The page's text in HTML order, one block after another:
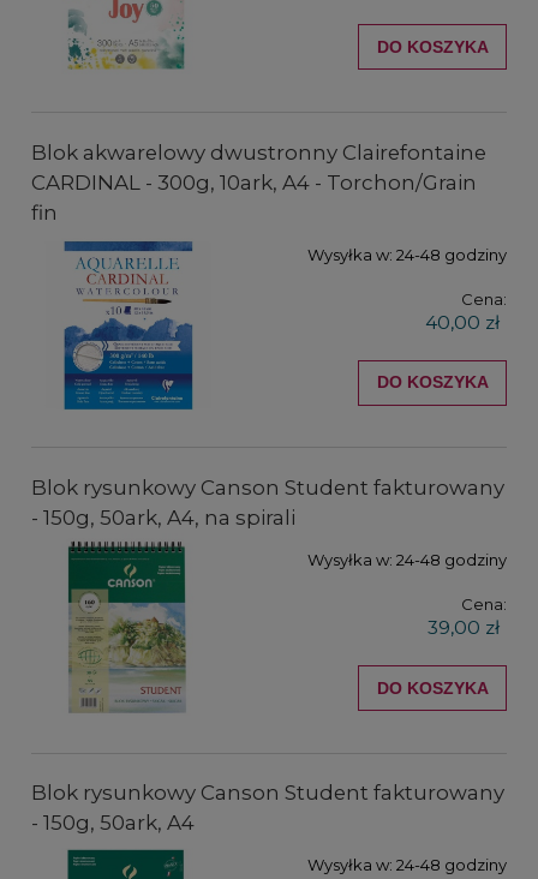
DO KOSZYKA
Blok akwarelowy dwustronny Clairefontaine
CARDINAL - 300g, 10ark, A4 - Torchon/Grain
fin
Wysyłka w: 24-48 godziny
Cena:
40,00 zł
DO KOSZYKA
Blok rysunkowy Canson Student fakturowany
- 150g, 50ark, A4, na spirali
Wysyłka w: 24-48 godziny
Cena:
39,00 zł
DO KOSZYKA
Blok rysunkowy Canson Student fakturowany
- 150g, 50ark, A4
Wysyłka w: 24-48 godziny